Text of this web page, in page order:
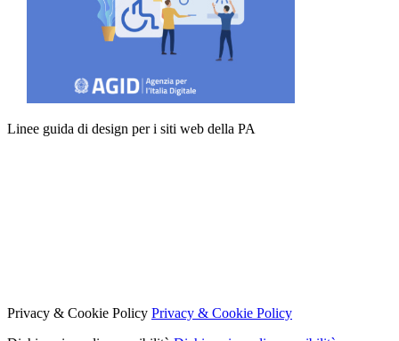
Linee guida di design per i siti web della PA
Privacy & Cookie Policy Privacy & Cookie Policy